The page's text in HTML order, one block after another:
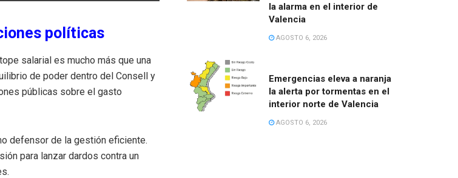
políticas
salarial es mucho más que una
de poder dentro del Consell y
públicas sobre el gasto
defensor de la gestión eficiente.
para lanzar dardos contra un
la alarma en el interior de
Valencia
AGOSTO 6, 2026
Emergencias eleva a naranja
la alerta por tormentas en el
interior norte de Valencia
AGOSTO 6, 2026